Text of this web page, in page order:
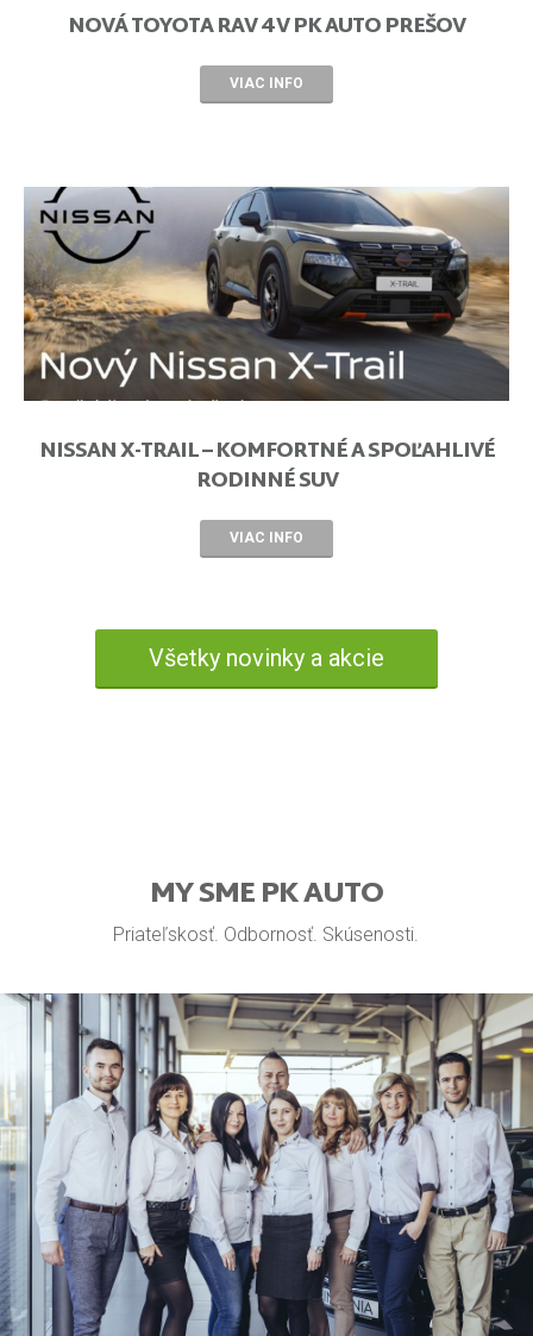
NOVÁ TOYOTA RAV 4 V PK AUTO PREŠOV
VIAC INFO
NISSAN X-TRAIL – KOMFORTNÉ A SPOĽAHLIVÉ
RODINNÉ SUV
VIAC INFO
Všetky novinky a akcie
MY SME PK AUTO
Priateľskosť. Odbornosť. Skúsenosti.